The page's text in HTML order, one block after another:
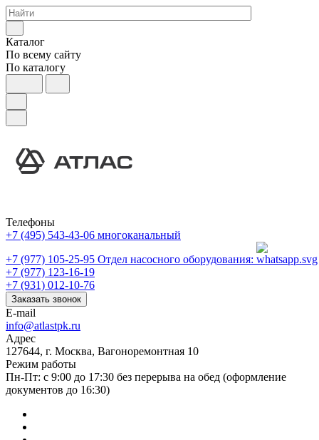
Каталог
По всему сайту
По каталогу
Телефоны
+7 (495) 543-43-06 многоканальный
+7 (977) 105-25-95 Отдел насосного оборудования:
+7 (977) 123-16-19
+7 (931) 012-10-76
Заказать звонок
E-mail
info@atlastpk.ru
Адрес
127644, г. Москва, Вагоноремонтная 10
Режим работы
Пн-Пт: с 9:00 до 17:30 без перерыва на обед (оформление
документов до 16:30)